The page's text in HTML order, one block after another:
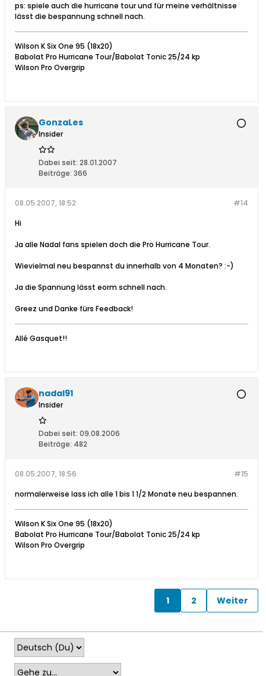
ps: spiele auch die hurricane tour und für meine verhältnisse
lässt die bespannung schnell nach.
Wilson K Six One 95 (18x20)
Babolat Pro Hurricane Tour/Babolat Tonic 25/24 kp
Wilson Pro Overgrip
GonzaLes
Insider
Dabei seit: 28.01.2007
Beiträge: 366
#14
08.05.2007, 18:52
Hi
Ja alle Nadal fans spielen doch die Pro Hurricane Tour.
Wievielmal neu bespannst du innerhalb von 4 Monaten? :-)
Ja die Spannung lässt eorm schnell nach.
Greez und Danke fürs Feedback!
Allé Gasquet!!
nadal91
Insider
Dabei seit: 09.08.2006
Beiträge: 482
#15
08.05.2007, 18:56
normalerweise lass ich alle 1 bis 1 1/2 Monate neu bespannen.
Wilson K Six One 95 (18x20)
Babolat Pro Hurricane Tour/Babolat Tonic 25/24 kp
Wilson Pro Overgrip
1 2 Weiter